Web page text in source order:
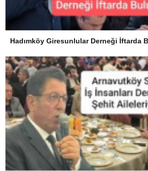
Hadımköy Giresunlular Derneği İftarda